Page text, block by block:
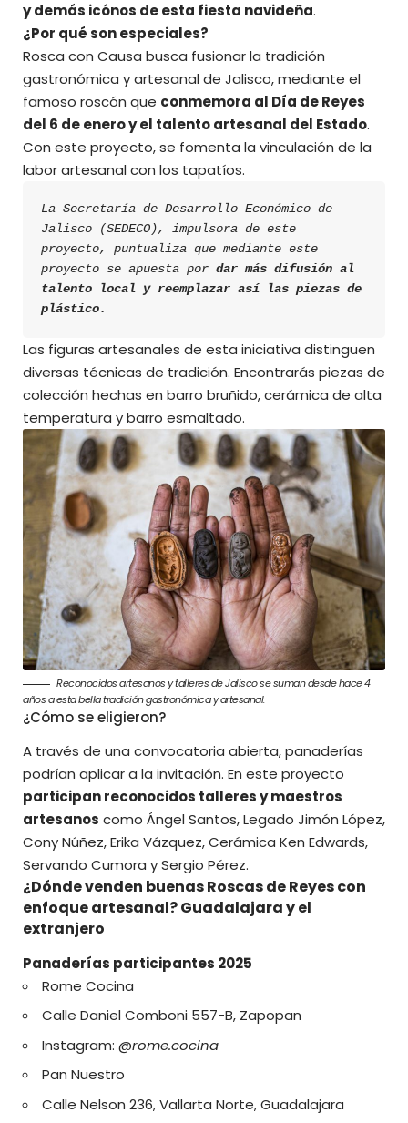
y demás icónos de esta fiesta navideña.
¿Por qué son especiales?
Rosca con Causa busca fusionar la tradición
gastronómica y artesanal de Jalisco, mediante el
famoso roscón que conmemora al Día de Reyes
del 6 de enero y el talento artesanal del Estado.
Con este proyecto, se fomenta la vinculación de la
labor artesanal con los tapatíos.
La Secretaría de Desarrollo Económico de
Jalisco (SEDECO), impulsora de este
proyecto, puntualiza que mediante este
proyecto se apuesta por dar más difusión al
talento local y reemplazar así las piezas de
plástico.
Las figuras artesanales de esta iniciativa distinguen
diversas técnicas de tradición. Encontrarás piezas de
colección hechas en barro bruñido, cerámica de alta
temperatura y barro esmaltado.
Reconocidos artesanos y talleres de Jalisco se suman desde hace 4
años a esta bella tradición gastronómica y artesanal.
¿Cómo se eligieron?
A través de una convocatoria abierta, panaderías
podrían aplicar a la invitación. En este proyecto
participan reconocidos talleres y maestros
artesanos como Ángel Santos, Legado Jimón López,
Cony Núñez, Erika Vázquez, Cerámica Ken Edwards,
Servando Cumora y Sergio Pérez.
¿Dónde venden buenas Roscas de Reyes con
enfoque artesanal? Guadalajara y el
extranjero
Panaderías participantes 2025
Rome Cocina
Calle Daniel Comboni 557-B, Zapopan
Instagram: @rome.cocina
Pan Nuestro
Calle Nelson 236, Vallarta Norte, Guadalajara